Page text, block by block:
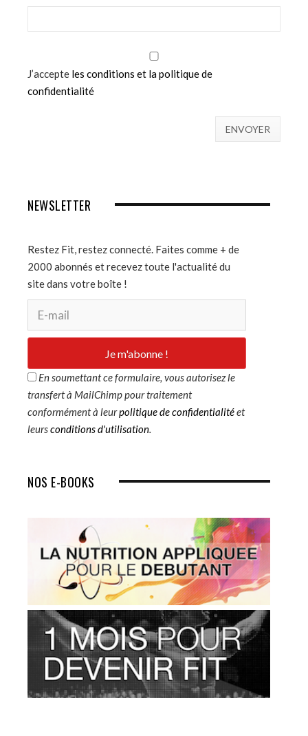
J’accepte les conditions et la politique de
confidentialité
NEWSLETTER
Restez Fit, restez connecté. Faites comme + de
2000 abonnés et recevez toute l'actualité du
site dans votre boîte !
En soumettant ce formulaire, vous autorisez le
transfert à MailChimp pour traitement
conformément à leurpolitique de confidentialitéet
leursconditions d'utilisation.
NOS E-BOOKS